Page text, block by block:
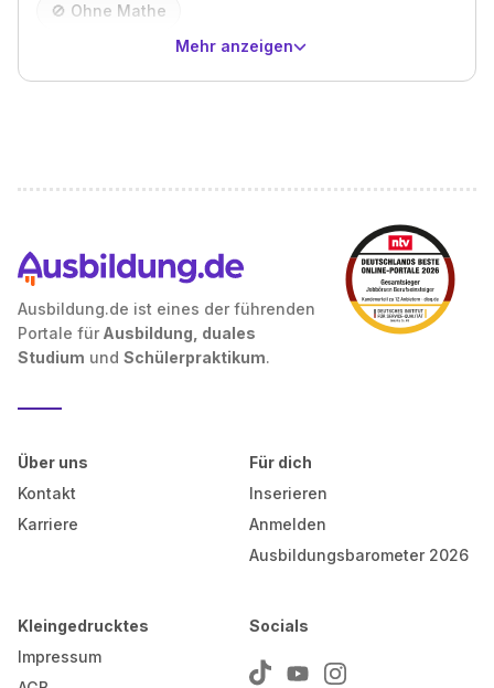
🚫 Ohne Mathe
Mehr anzeigen
Ausbildung.de ist eines der führenden
Portale für Ausbildung, duales
Studium und Schülerpraktikum.
Über uns
Kontakt
Karriere
Für dich
Inserieren
Anmelden
Ausbildungsbarometer 2026
Kleingedrucktes
Impressum
Socials